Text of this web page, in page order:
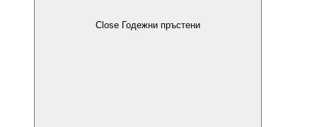
Close Годежни пръстени